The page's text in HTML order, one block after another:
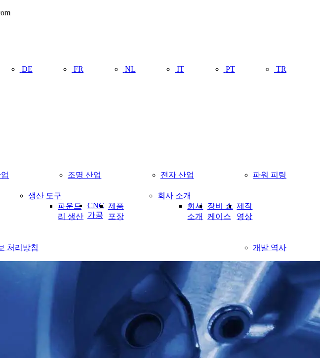
DE FR NL IT PT TR
조명 산업 전자 산업
파워 피팅
생산 도구
파운드
리 생산
CNC
가공
제품
포장
회사 소개
회사
소개
장비 쇼
케이스
제작
영상
처리방침 개발 역사